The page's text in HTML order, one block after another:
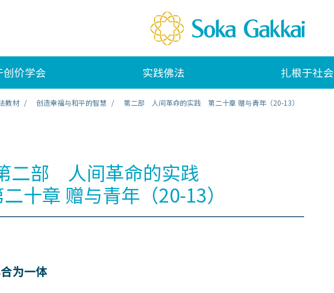
创价学会 实践佛法 扎根于社会
教材 创造幸福与和平的智慧 第二部 人间革命的实践 第二十章 赠与青年（20-13）
二部 人间革命的实践
十章 赠与青年（20-13）
为一体